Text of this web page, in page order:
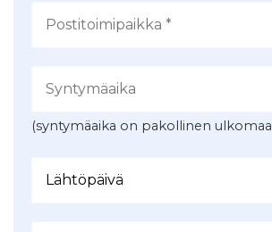
(syntymäaika on pakollinen